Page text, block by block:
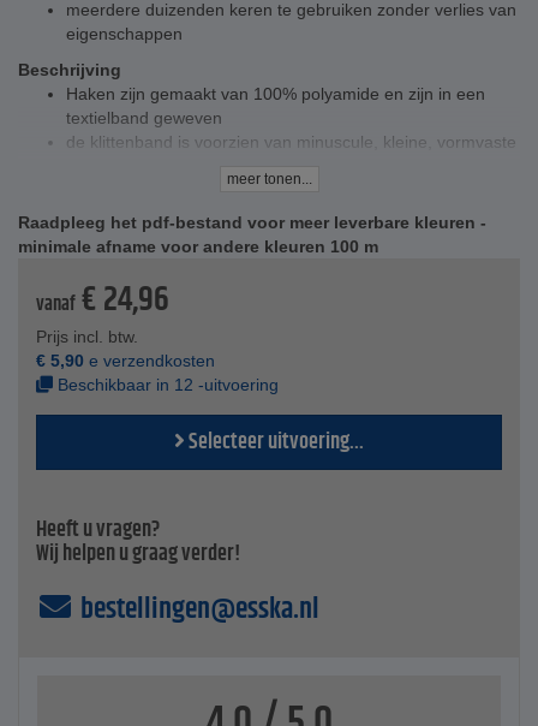
meerdere duizenden keren te gebruiken zonder verlies van
eigenschappen
Beschrijving
Haken zijn gemaakt van 100% polyamide en zijn in een
textielband geweven
de klittenband is voorzien van minuscule, kleine, vormvaste
door een kleefstrip aan de bandzijde kan de band
permanent op kunststof oppervlakken worden geplakt
Levensduur - ca. 10.000 openingen
Sluitingsdikte - 3,1 mm (+/- 0,2 mm)
Bandbreedtes - 16 mm tot 100 mm
Rollen - 25 m
bestendig tegen:
verdunde zuren en alkalische chemicaliën
Trichloorethyleen
Scheurvastheid / schuifweerstand volgens EN 12242/EN
13780
Temperatuurbestendigheid lijm - -15 °C tot +110 °C
meer tonen...
Raadpleeg het pdf-bestand voor meer leverbare kleuren -
minimale afname voor andere kleuren 100 m
vanaf €24,96
Prijs incl. btw.
€ 5,90 e verzendkosten
Beschikbaar in 12 -uitvoering
Selecteer uitvoering...
Heeft u vragen?
Wij helpen u graag verder!
bestellingen@esska.nl